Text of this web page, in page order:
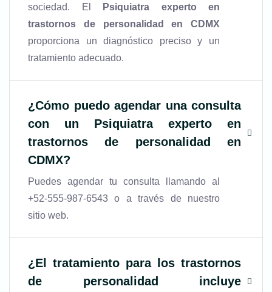
sociedad. El
Psiquiatra experto en
trastornos de personalidad en CDMX
proporciona un diagnóstico preciso y un
tratamiento adecuado.
¿Cómo puedo agendar una consulta
con un Psiquiatra experto en
trastornos de personalidad en
CDMX?
Puedes agendar tu consulta llamando al
+52-555-987-6543 o a través de nuestro
sitio web.
¿El tratamiento para los trastornos
de personalidad incluye